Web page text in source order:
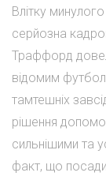
Влітку
серйозна
Траффорд
відомим
тамтешніх
рішення
сильнішими та
факт, що